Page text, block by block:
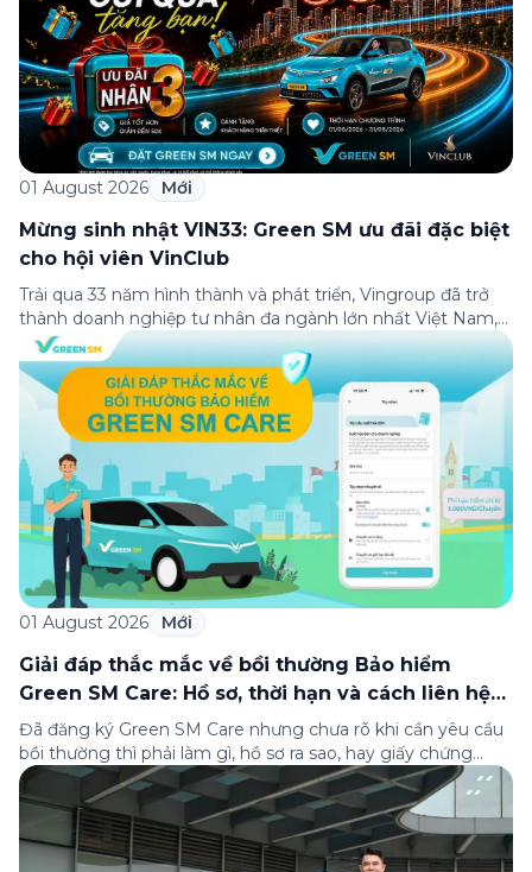
01 August 2026 Mới
Mừng sinh nhật VIN33: Green SM ưu đãi đặc biệt
cho hội viên VinClub
Trải qua 33 năm hình thành và phát triển, Vingroup đã trở
thành doanh nghiệp tư nhân đa ngành lớn nhất Việt Nam,
lọt Top 30 doanh nghiệp lớn nhất Đông Nam Á theo bảng
xếp hạng của Tạp chí Fortune (Mỹ). Nhân kỷ niệm 33 năm
thành lập (8/8/1993 đến 8/8/2026), Green SM trân […]
01 August 2026 Mới
Giải đáp thắc mắc về bồi thường Bảo hiểm
Green SM Care: Hồ sơ, thời hạn và cách liên hệ
hỗ trợ
Đã đăng ký Green SM Care nhưng chưa rõ khi cần yêu cầu
bồi thường thì phải làm gì, hồ sơ ra sao, hay giấy chứng
nhận bảo hiểm tìm ở đâu? Bài viết này tổng hợp đầy đủ các
câu hỏi thường gặp nhất về quy trình bồi thường và hỗ trợ
của Green […]